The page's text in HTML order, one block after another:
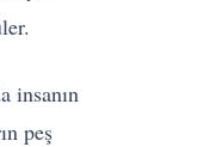
insanın
peş